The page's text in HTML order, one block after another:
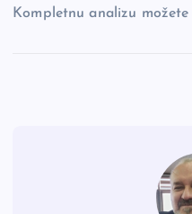
Kompletnu analizu